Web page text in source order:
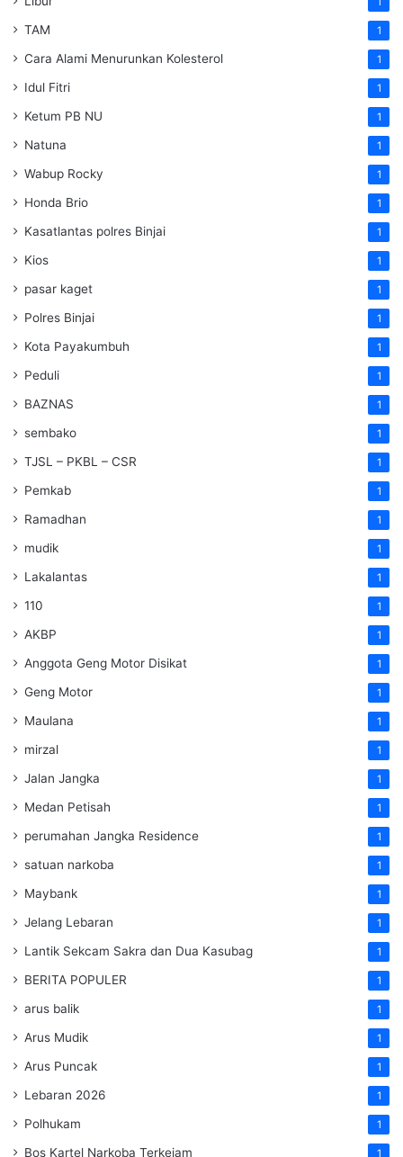
TAM 1
Cara Alami Menurunkan Kolesterol 1
Idul Fitri 1
Ketum PB NU 1
Natuna 1
Wabup Rocky 1
Honda Brio 1
Kasatlantas polres Binjai 1
Kios 1
pasar kaget 1
Polres Binjai 1
Kota Payakumbuh 1
Peduli 1
BAZNAS 1
sembako 1
TJSL – PKBL – CSR 1
Pemkab 1
Ramadhan 1
mudik 1
Lakalantas 1
110 1
AKBP 1
Anggota Geng Motor Disikat 1
Geng Motor 1
Maulana 1
mirzal 1
Jalan Jangka 1
Medan Petisah 1
perumahan Jangka Residence 1
satuan narkoba 1
Maybank 1
Jelang Lebaran 1
Lantik Sekcam Sakra dan Dua Kasubag 1
BERITA POPULER 1
arus balik 1
Arus Mudik 1
Arus Puncak 1
Lebaran 2026 1
Polhukam 1
Bos Kartel Narkoba Terkejam 1